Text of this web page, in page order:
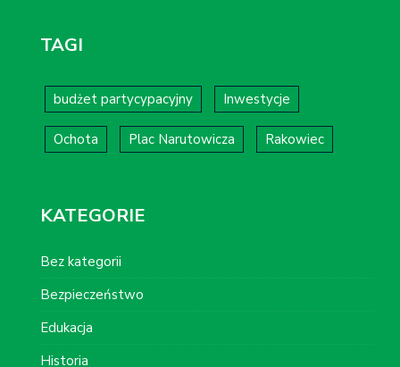
TAGI
budżet partycypacyjny Inwestycje
Ochota Plac Narutowicza Rakowiec
KATEGORIE
Bez kategorii
Bezpieczeństwo
Edukacja
Historia